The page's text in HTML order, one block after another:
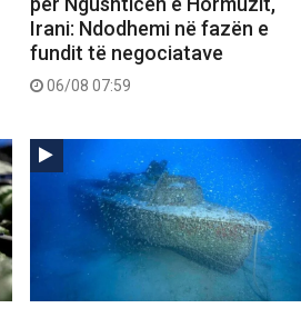
Irani: Ndodhemi në fazën e
fundit të negociatave
06/08 07:59